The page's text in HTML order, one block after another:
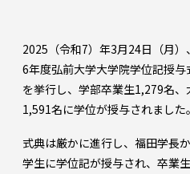
2025（令和7）年3月24日（月
6年度弘前大学大学院学位記授
を挙行し、学部卒業生1,279名
1,591名に学位が授与されました。
式典は厳かに進行し、福田学長
学生に学位記が授与され、卒業